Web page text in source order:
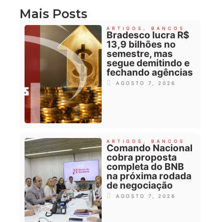
Mais Posts
ARTIGOS BANCOS
Bradesco lucra R$
13,9 bilhões no
semestre, mas
segue demitindo e
fechando agências
AGOSTO 7, 2026
ARTIGOS BANCOS
Comando Nacional
cobra proposta
completa do BNB
na próxima rodada
de negociação
AGOSTO 7, 2026